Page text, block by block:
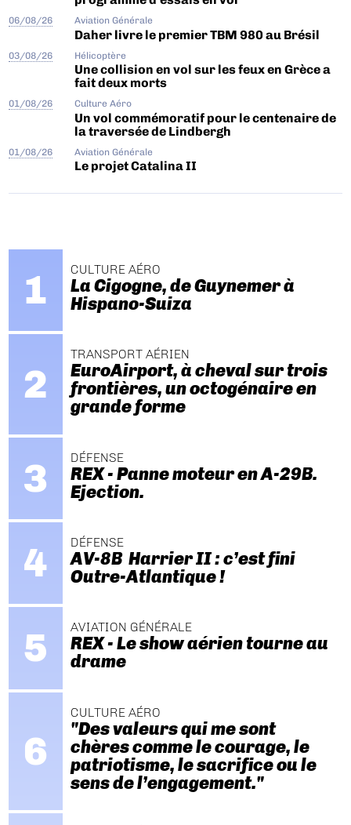
06/08/26 Aviation Générale
Daher livre le premier TBM 980 au Brésil
03/08/26 Hélicoptère
Une collision en vol sur les feux en Grèce a
fait deux morts
01/08/26 Culture Aéro
Un vol commémoratif pour le centenaire de
la traversée de Lindbergh
01/08/26 Aviation Générale
Le projet Catalina II
CULTURE AÉRO
La Cigogne, de Guynemer à
Hispano-Suiza
TRANSPORT AÉRIEN
EuroAirport, à cheval sur trois
frontières, un octogénaire en
grande forme
DÉFENSE
REX - Panne moteur en A-29B.
Ejection.
DÉFENSE
AV-8B Harrier II : c’est fini
Outre-Atlantique !
AVIATION GÉNÉRALE
REX - Le show aérien tourne au
drame
CULTURE AÉRO
"Des valeurs qui me sont
chères comme le courage, le
patriotisme, le sacrifice ou le
sens de l’engagement."